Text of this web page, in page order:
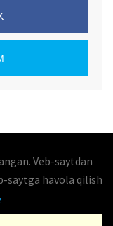
Veb-saytdan
saytga havola qilish